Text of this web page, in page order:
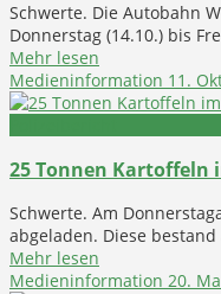
Schwerte. Die Autobahn
Donnerstag (14.10.) bis
Mehr lesen
Medieninformation 11.
25 Tonnen Kartoffeln
Schwerte. Am
abgeladen. Diese bestand
Mehr lesen
Medieninformation 20.